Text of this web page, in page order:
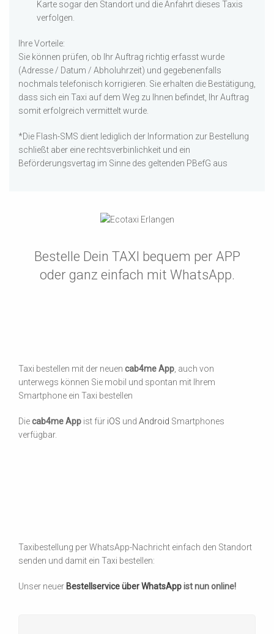
Karte sogar den Standort und die Anfahrt dieses Taxis
verfolgen.
Ihre Vorteile:
Sie können prüfen, ob Ihr Auftrag richtig erfasst wurde
(Adresse / Datum / Abholuhrzeit) und gegebenenfalls
nochmals telefonisch korrigieren. Sie erhalten die Bestätigung,
dass sich ein Taxi auf dem Weg zu Ihnen befindet, Ihr Auftrag
somit erfolgreich vermittelt wurde.
*Die Flash-SMS dient lediglich der Information zur Bestellung
schließt aber eine rechtsverbinlichkeit und ein
Beförderungsvertag im Sinne des geltenden PBefG aus
Bestelle Dein TAXI bequem per APP
oder ganz einfach mit WhatsApp.
Taxi bestellen mit der neuen cab4me App , auch von
unterwegs können Sie mobil und spontan mit Ihrem
Smartphone ein Taxi bestellen
Diecab4me App ist für iOS und Android Smartphones
verfügbar.
Taxibestellung per WhatsApp-Nachricht einfach den Standort
senden und damit ein Taxi bestellen:
Unser neuer Bestellservice über WhatsAppist nun online!